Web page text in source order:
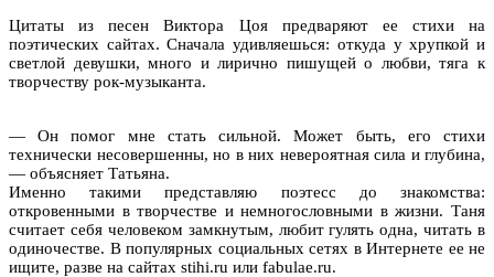
Цитаты из песен Виктора Цоя предваряют ее стихи на
поэтических сайтах. Сначала удивляешься: откуда у хрупкой и
светлой девушки, много и лирично пишущей о любви, тяга к
творчеству рок-музыканта.
— Он помог мне стать сильной. Может быть, его стихи
технически несовершенны, но в них невероятная сила и глубина,
— объясняет Татьяна.
Именно такими представляю поэтесс до знакомства:
откровенными в творчестве и немногословными в жизни. Таня
считает себя человеком замкнутым, любит гулять одна, читать в
одиночестве. В популярных социальных сетях в Интернете ее не
ищите, разве на сайтах stihi.ru или fabulae.ru.